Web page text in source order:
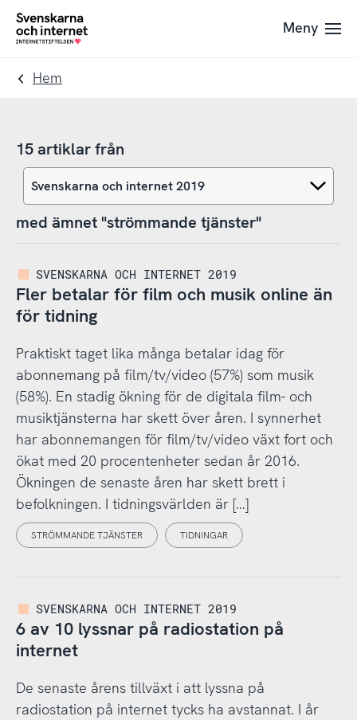
Till
navigation
Till
innehåll
To
Meny
Hem
15 artiklar från
med ämnet "strömmande tjänster"
SVENSKARNA OCH INTERNET 2019
Fler betalar för film och musik online än
för tidning
Praktiskt taget lika många betalar idag för
abonnemang på film/tv/video (57%) som musik
(58%). En stadig ökning för de digitala film- och
musiktjänsterna har skett över åren. I synnerhet
har abonnemangen för film/tv/video växt fort och
ökat med 20 procentenheter sedan år 2016.
Ökningen de senaste åren har skett brett i
befolkningen. I tidningsvärlden är […]
STRÖMMANDE TJÄNSTER TIDNINGAR
SVENSKARNA OCH INTERNET 2019
6 av 10 lyssnar på radiostation på
internet
De senaste årens tillväxt i att lyssna på
radiostation på internet tycks ha avstannat. I år